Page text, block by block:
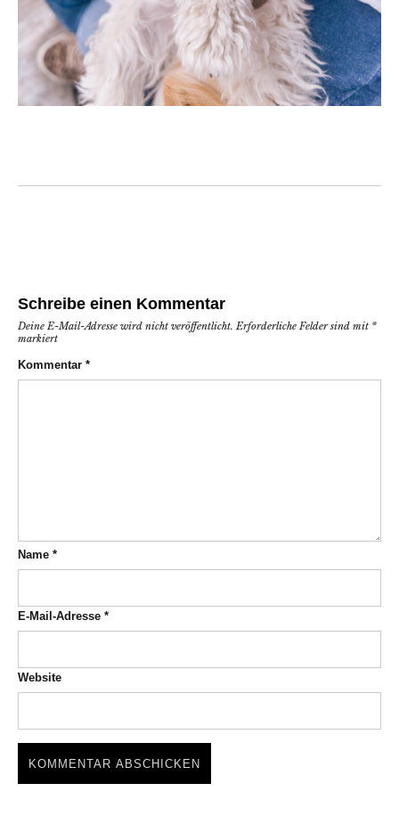
Schreibe einen Kommentar
Deine E-Mail-Adresse wird nicht veröffentlicht. Erforderliche Felder sind mit *
markiert
Kommentar *
Name *
E-Mail-Adresse *
Website